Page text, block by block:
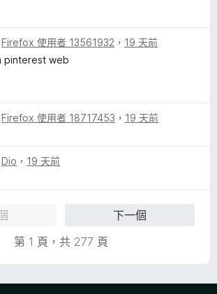
Firefox 使用者 13561932 ， 19 天前
pinterest web
Firefox 使用者 18717453 ， 19 天前
Dio ， 19 天前
下一個
第 1 頁，共 277 頁